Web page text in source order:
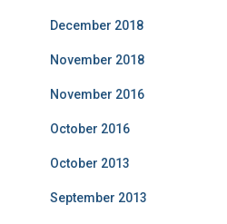
December 2018
November 2018
November 2016
October 2016
October 2013
September 2013